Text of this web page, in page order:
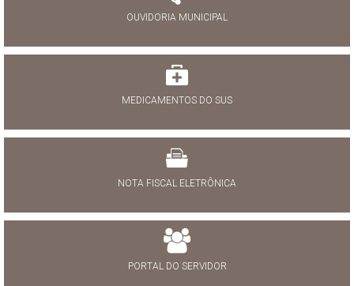
OUVIDORIA MUNICIPAL
MEDICAMENTOS DO SUS
NOTA FISCAL ELETRÔNICA
PORTAL DO SERVIDOR